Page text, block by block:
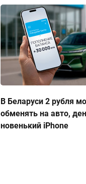
В Беларуси 2 рубля
обменять на авто,
новенький iPhone